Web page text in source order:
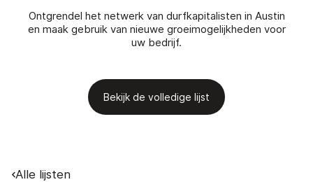
Ontgrendel het netwerk van durfkapitalisten in Austin
en maak gebruik van nieuwe groeimogelijkheden voor
uw bedrijf.
Bekijk de volledige lijst
Alle lijsten